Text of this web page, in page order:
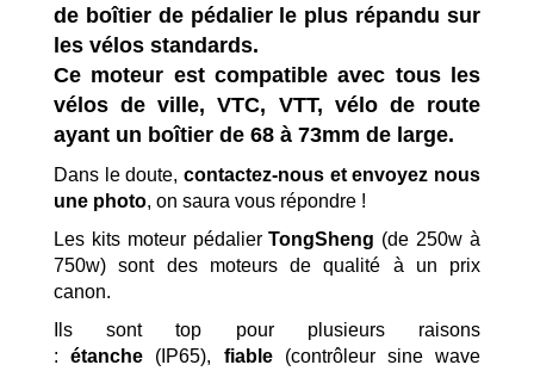
de boîtier de pédalier le plus répandu sur
les vélos standards.
Ce moteur est compatible avec tous les
vélos de ville, VTC, VTT, vélo de route
ayant un boîtier de 68 à 73mm de large.
Dans le doute, contactez-nous et envoyez nous
une photo, on saura vous répondre !
Les kits moteur pédalierTongSheng (de 250w à
750w) sont des moteurs de qualité à un prix
canon.
Ils sont top pour plusieurs raisons
:étanche (IP65), fiable (contrôleur sine wave